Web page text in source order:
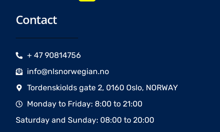
Contact
+ 47 90814756
info@nlsnorwegian.no
Tordenskiolds gate 2, 0160 Oslo, NORWAY
Monday to Friday: 8:00 to 21:00
Saturday and Sunday: 08:00 to 20:00